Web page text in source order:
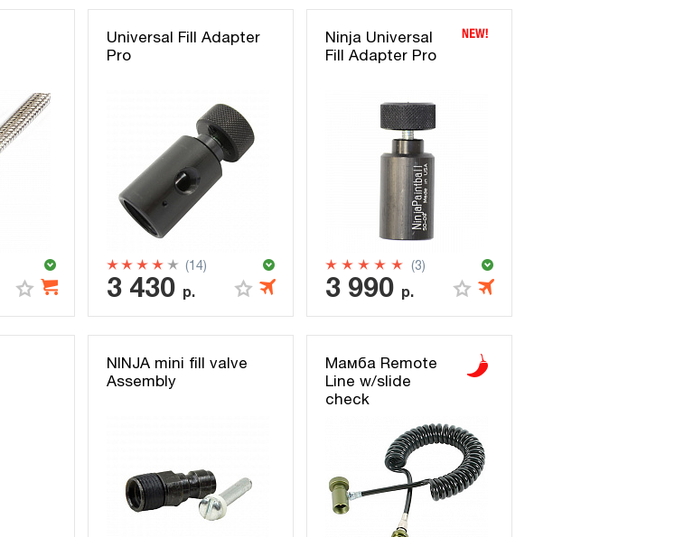
Universal Fill Adapter
Pro
(14)
3 430 р.
Ninja Universal
Fill Adapter Pro
(3)
3 990 р.
NINJA mini fill valve
Assembly
Мамба Remote
Line w/slide
check